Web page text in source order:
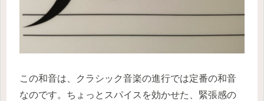
この和音は、クラシック音楽の進行では定番の和音
なのです。ちょっとスパイスを効かせた、緊張感の